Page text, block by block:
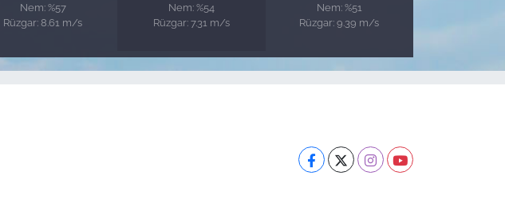
Nem: %57
Rüzgar: 8.61 m/s
Nem: %54
Rüzgar: 7.31 m/s
Nem: %51
Rüzgar: 9.39 m/s